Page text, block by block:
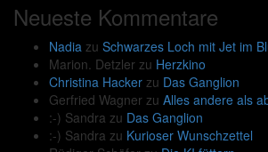
Neueste Kommentare
Nadia zu Schwarzes Loch mit Jet im
Marion. Detzler zu Herzkino
Christina Hacker zu Das Ganglion
Gerfried Wagner zu Alles andere als
:-) Sandra zu Das Ganglion
:-) Sandra zu Kurioser Wunschzettel